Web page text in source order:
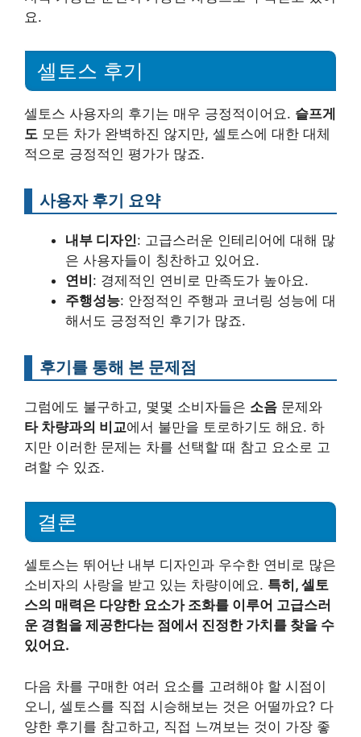
요.
셀토스 후기
셀토스 사용자의 후기는 매우 긍정적이어요. 슬프게
도 모든 차가 완벽하진 않지만, 셀토스에 대한 대체
적으로 긍정적인 평가가 많죠.
사용자 후기 요약
내부 디자인: 고급스러운 인테리어에 대해 많
은 사용자들이 칭찬하고 있어요.
연비 : 경제적인 연비로 만족도가 높아요.
주행성능: 안정적인 주행과 코너링 성능에 대
해서도 긍정적인 후기가 많죠.
후기를 통해 본 문제점
그럼에도 불구하고, 몇몇 소비자들은 소음 문제와
타 차량과의 비교에서 불만을 토로하기도 해요. 하
지만 이러한 문제는 차를 선택할 때 참고 요소로 고
려할 수 있죠.
결론
셀토스는 뛰어난 내부 디자인과 우수한 연비로 많은
소비자의 사랑을 받고 있는 차량이에요. 특히, 셀토
스의 매력은 다양한 요소가 조화를 이루어 고급스러
운 경험을 제공한다는 점에서 진정한 가치를 찾을 수
있어요.
다음 차를 구매한 여러 요소를 고려해야 할 시점이
오니, 셀토스를 직접 시승해보는 것은 어떨까요? 다
양한 후기를 참고하고, 직접 느껴보는 것이 가장 좋